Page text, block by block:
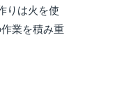
りは火を使
業を積み重